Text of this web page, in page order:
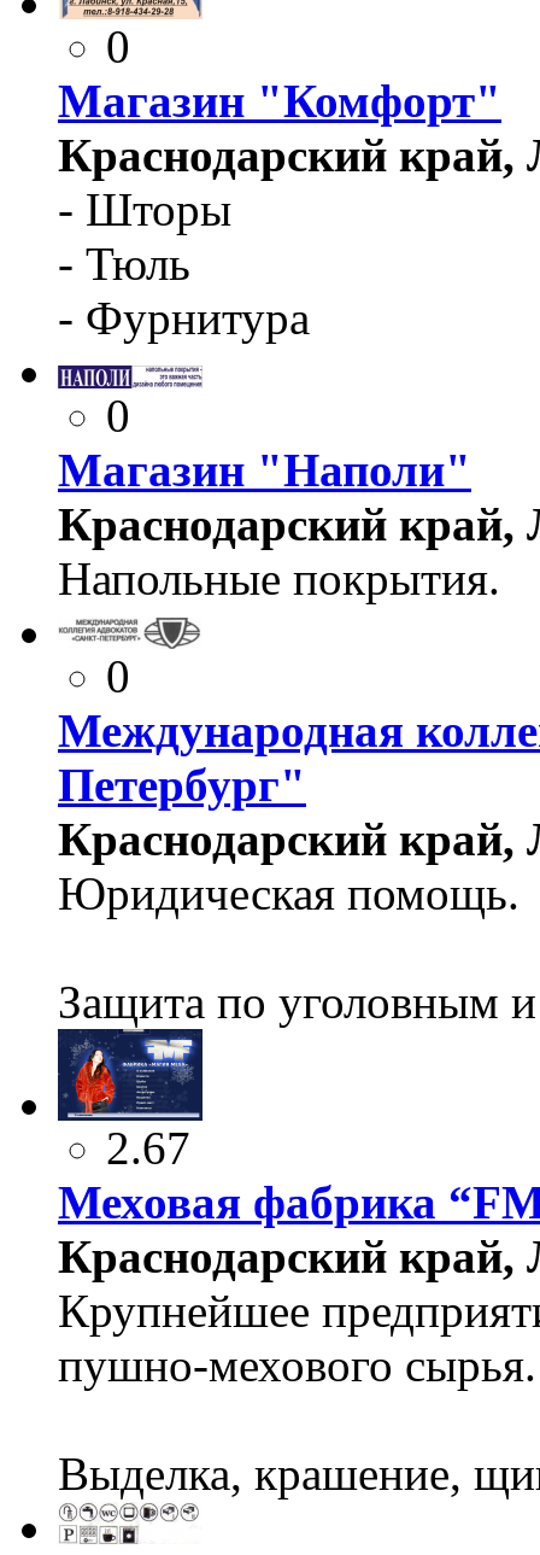
0
Магазин "Комфорт"
Краснодарский край,
- Шторы
- Тюль
- Фурнитура
0
Магазин "Наполи"
Краснодарский край,
Напольные покрытия.
0
Международная
Петербург"
Краснодарский край,
Юридическая помощь.
Защита по уголовным
2.67
Меховая фабрика
Краснодарский край,
Крупнейшее
пушно-мехового сырья.
Выделка, крашение,